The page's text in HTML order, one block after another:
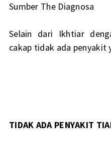
Sumber The Diagnosa
Selain dari Ikhtiar
cakap tidak ada penyakit
TIDAK ADA PENYAKIT